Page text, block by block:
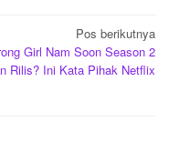
Pos berikutnya
Girl Nam Soon Season 2
Rilis? Ini Kata Pihak Netflix